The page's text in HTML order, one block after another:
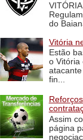
do
Vitória
Estão
o Vitória
fin...
Assim
página